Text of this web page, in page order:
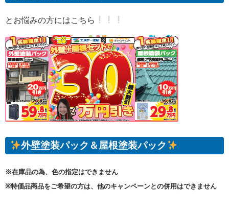
とお悩みの方にはこちら
外壁塗装パック＆屋根塗装パック
※在庫品の為、色の指定はできません
※特価品商品をご希望の方は、他のキャンペーンとの併用はできません